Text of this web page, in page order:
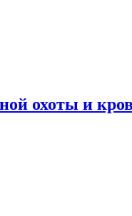
охоты и